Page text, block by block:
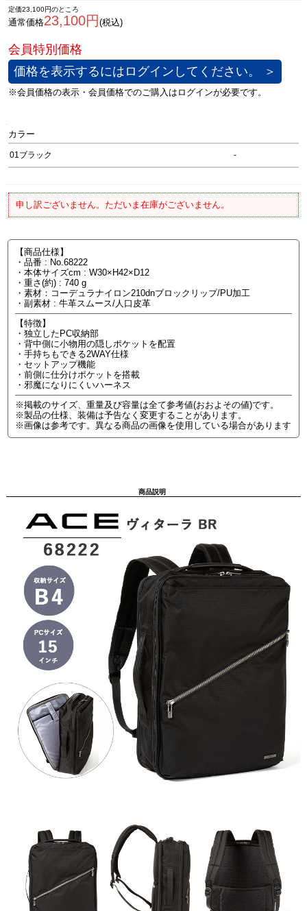
定価23,100円のところ
通常価格23,100円 (税込)
価格を表示するにはログインしてください。 ＞
カラー
01ブラック -
申し訳ございません。ただいま在庫がございません。
【商品仕様】
・品番 : No.68222
・本体サイズcm : W30×H42×D12
・重さ(約) : 740 g
・素材：コーデュラナイロン210dnブロックリップ/PU加工
・副素材 : 牛革スムース/人口皮革
【特徴】
・独立したPC収納部
・背中側に小物用の隠しポケットを配置
・手持ちもできる2WAY仕様
・セットアップ機能
・前側に仕分けポケットを搭載
・邪魔になりにくいハーネス
※掲載のサイズ、重量及び容量は全て参考値(おおよその値)です。
※製品の仕様、装備は予告なく変更することがあります。
※画像は参考です。異なる商品の画像を使用している場合があります
商品説明